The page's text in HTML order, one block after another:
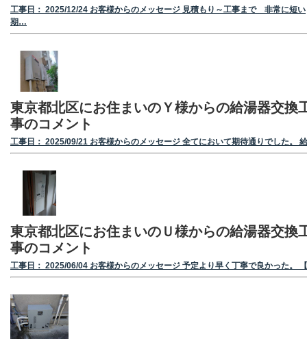
工事日： 2025/12/24 お客様からのメッセージ 見積もり～工事まで 非常に短い
期…
東京都北区にお住まいのＹ様からの給湯器交換
事のコメント
工事日： 2025/09/21 お客様からのメッセージ 全てにおいて期待通りでした。
東京都北区にお住まいのＵ様からの給湯器交換
事のコメント
工事日： 2025/06/04 お客様からのメッセージ 予定より早く丁寧で良かった。